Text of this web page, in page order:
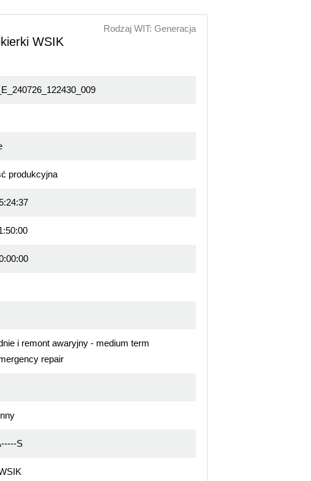
Rodzaj WIT: Generacja
WSIK
produkcyjna
i remont awaryjny - medium term
repair
S